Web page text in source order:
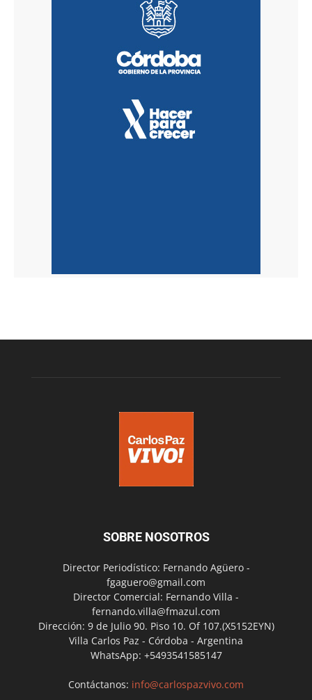
SOBRE NOSOTROS
Director Periodístico: Fernando Agüero -
fgaguero@gmail.com
Director Comercial: Fernando Villa -
fernando.villa@fmazul.com
Dirección: 9 de Julio 90. Piso 10. Of 107.(X5152EYN)
Villa Carlos Paz - Córdoba - Argentina
WhatsApp: +5493541585147
Contáctanos: info@carlospazvivo.com